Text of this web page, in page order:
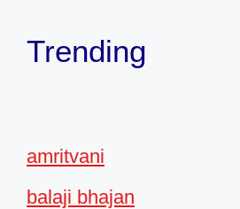
Trending
amritvani
balaji bhajan